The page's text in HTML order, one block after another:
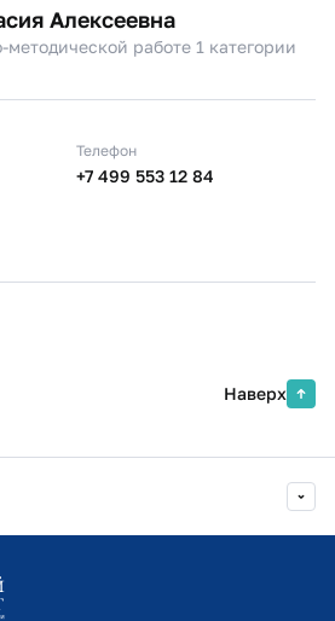
Алексеевна
работе 1 категории
Телефон
+7 499 553 12 84
Наверх
портал